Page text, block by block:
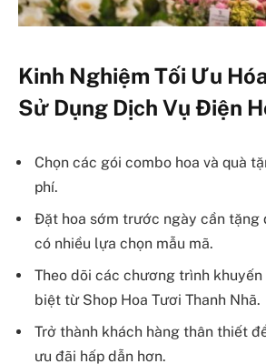
Kinh Nghiệm Tối Ưu
Sử Dụng Dịch Vụ Điện
Chọn các gói combo hoa và quà
phí.
Đặt hoa sớm trước ngày cần tặng
có nhiều lựa chọn mẫu mã.
Theo dõi các chương trình
biệt từ Shop Hoa Tươi Thanh Nhã.
Trở thành khách hàng thân thiết
ưu đãi hấp dẫn hơn.